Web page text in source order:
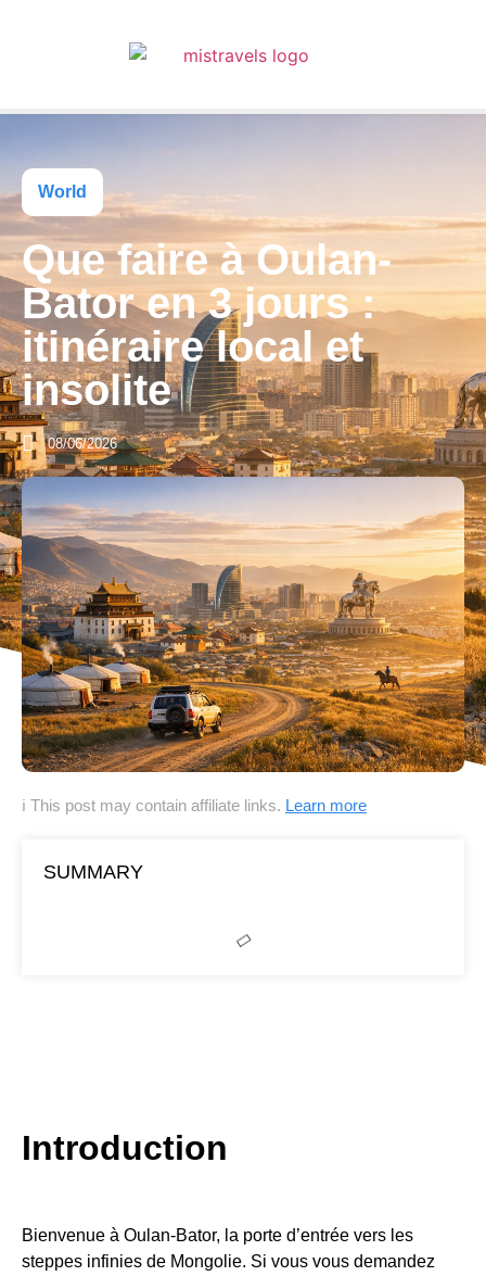
World
Que faire à Oulan-
Bator en 3 jours :
itinéraire local et
insolite
08/06/2026
ℹ This post may contain affiliate links. Learn more
SUMMARY
Introduction
Bienvenue à Oulan-Bator, la porte d’entrée vers les
steppes infinies de Mongolie. Si vous vous demandez